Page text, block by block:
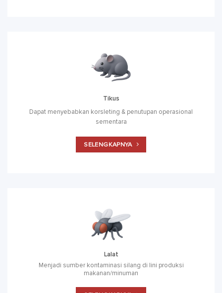
Tikus
Dapat menyebabkan korsleting & penutupan operasional
sementara
SELENGKAPNYA
Lalat
Menjadi sumber kontaminasi silang di lini produksi
makanan/minuman